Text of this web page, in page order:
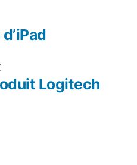
Article
précédent :Logitech
: